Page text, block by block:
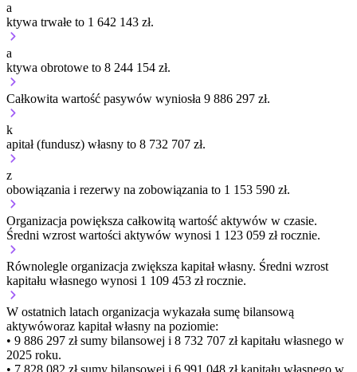
a
ktywa trwałe to 1 642 143 zł.
a
ktywa obrotowe to 8 244 154 zł.
Całkowita wartość pasywów wyniosła 9 886 297 zł.
k
apitał (fundusz) własny to 8 732 707 zł.
z
obowiązania i rezerwy na zobowiązania to 1 153 590 zł.
Organizacja powiększa całkowitą wartość aktywów w czasie.
Średni wzrost wartości aktywów wynosi 1 123 059 zł rocznie.
Równolegle organizacja zwiększa kapitał własny. Średni wzrost
kapitału własnego wynosi 1 109 453 zł rocznie.
W ostatnich latach organizacja wykazała sumę bilansową
aktywóworaz kapitał własny na poziomie:
• 9 886 297 złsumy bilansowej i 8 732 707 zł kapitału własnego w
2025 roku.